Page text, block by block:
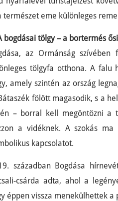
természet eme különleges
bogdásai tölgy – a bortermés
az Ormánság
tölgyfa otthona. A falu
amely szintén az ország
fölött magasodik, s a
– borral kell megöntözni a
a vidéknek. A szokás
kapcsolatot.
században Bogdása
csárda adta, ahol a
éppen vissza menekülhettek